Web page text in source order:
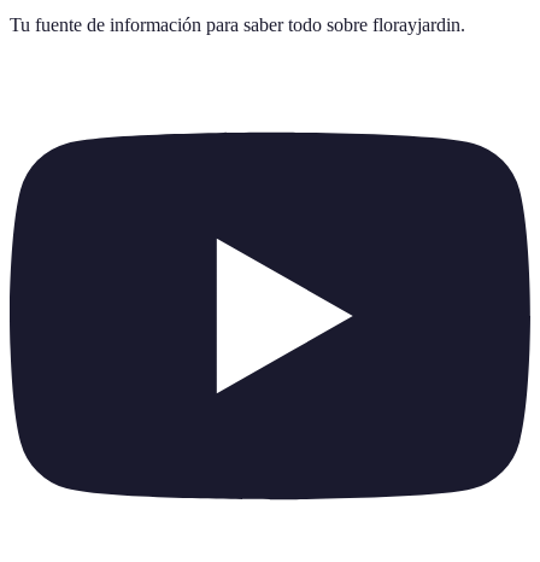
Tu fuente de información para saber todo sobre florayjardin.